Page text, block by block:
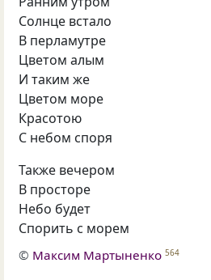
Солнце встало
В перламутре
Цветом алым
И таким же
Цветом море
Красотою
С небом споря
Также вечером
В просторе
Небо будет
Спорить с морем
© Максим Мартыненко 564